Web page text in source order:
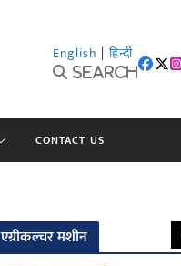
English | हिन्दी
Search
CONTACT US
एग्रीकल्चर मशीन